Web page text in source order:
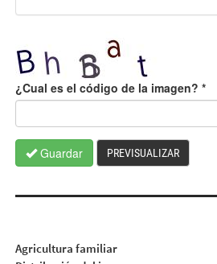
¿Cual es el código de la imagen? *
Guardar PREVISUALIZAR
Agricultura familiar